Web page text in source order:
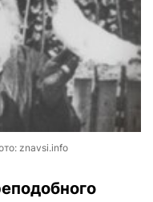
znavsi.info